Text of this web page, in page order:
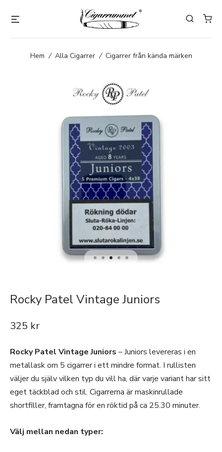
Hem / Alla Cigarrer / Cigarrer från kända märken
Rocky Patel Vintage Juniors
325 kr
Rocky Patel Vintage Juniors – Juniors levereras i en
metallask om 5 cigarrer i ett mindre format. I rullisten
väljer du själv vilken typ du vill ha, där varje variant har sitt
eget täckblad och stil. Cigarrerna är maskinrullade
shortfiller, framtagna för en röktid på ca 25.30 minuter.
Välj mellan nedan typer: